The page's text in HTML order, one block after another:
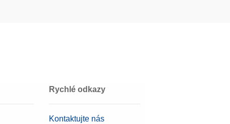
Rychlé odkazy
Kontaktujte nás